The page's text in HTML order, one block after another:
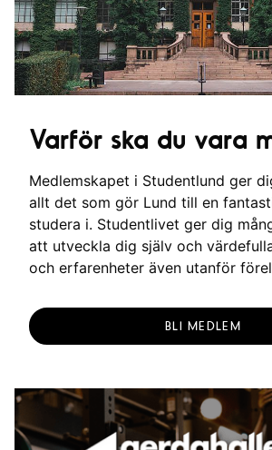
Varför ska du vara
Medlemskapet i Studentlund ger
allt det som gör Lund till en
studera i. Studentlivet ger dig
att utveckla dig själv och
och erfarenheter även utanför
BLI MEDLEM